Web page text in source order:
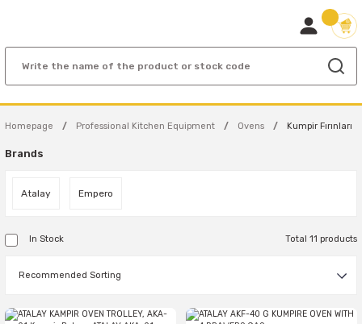
Homepage Professional Kitchen Equipment Ovens Kumpir Fırınları
Brands
Atalay Empero
In Stock Total 11 products